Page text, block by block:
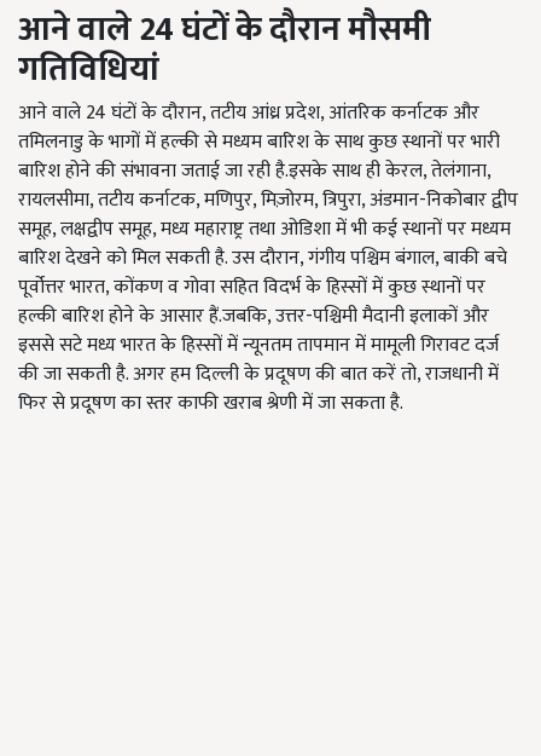
आने वाले24घंटों के दौरान मौसमी
गतिविधियां
आने वाले24घंटों के दौरान,तटीय आंध्र प्रदेश,आंतरिक कर्नाटक और
तमिलनाडु के भागों में हल्की से मध्यम बारिश के साथ कुछ स्थानों पर भारी
बारिश होने की संभावना जताई जा रही है.इसके साथ ही केरल,तेलंगाना,
रायलसीमा,तटीय कर्नाटक,मणिपुर,मिज़ोरम,त्रिपुरा,अंडमान-निकोबार द्वीप
समूह,लक्षद्वीप समूह,मध्य महाराष्ट्र तथा ओडिशा में भी कई स्थानों पर मध्यम
बारिश देखने को मिल सकती है. उस दौरान,गंगीय पश्चिम बंगाल,बाकी बचे
पूर्वोत्तर भारत,कोंकण व गोवा सहित विदर्भ के हिस्सों में कुछ स्थानों पर
हल्की बारिश होने के आसार हैं.जबकि,उत्तर-पश्चिमी मैदानी इलाकों और
इससे सटे मध्य भारत के हिस्सों में न्यूनतम तापमान में मामूली गिरावट दर्ज
की जा सकती है. अगर हम दिल्ली के प्रदूषण की बात करें तो,राजधानी में
फिर से प्रदूषण का स्तर काफी खराब श्रेणी में जा सकता है.